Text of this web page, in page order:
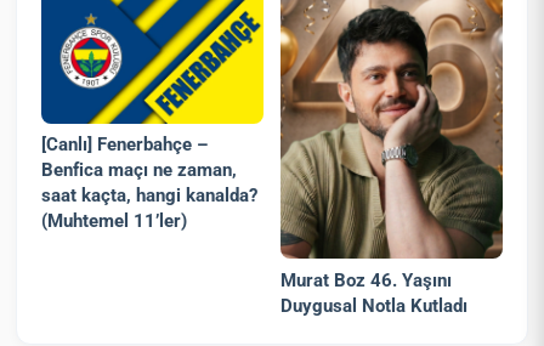
[Canlı] Fenerbahçe –
Benfica maçı ne zaman,
saat kaçta, hangi kanalda?
(Muhtemel 11’ler)
Murat Boz 46. Yaşını
Duygusal Notla Kutladı